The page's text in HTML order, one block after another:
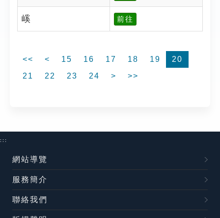
嵠 前往
<< < 15 16 17 18 19
20
21
22 23 24 > >>
:::
網站導覽
服務簡介
聯絡我們